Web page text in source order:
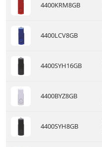
4400KRM8GB
4400LCV8GB
4400SYH16GB
4400BYZ8GB
4400SYH8GB